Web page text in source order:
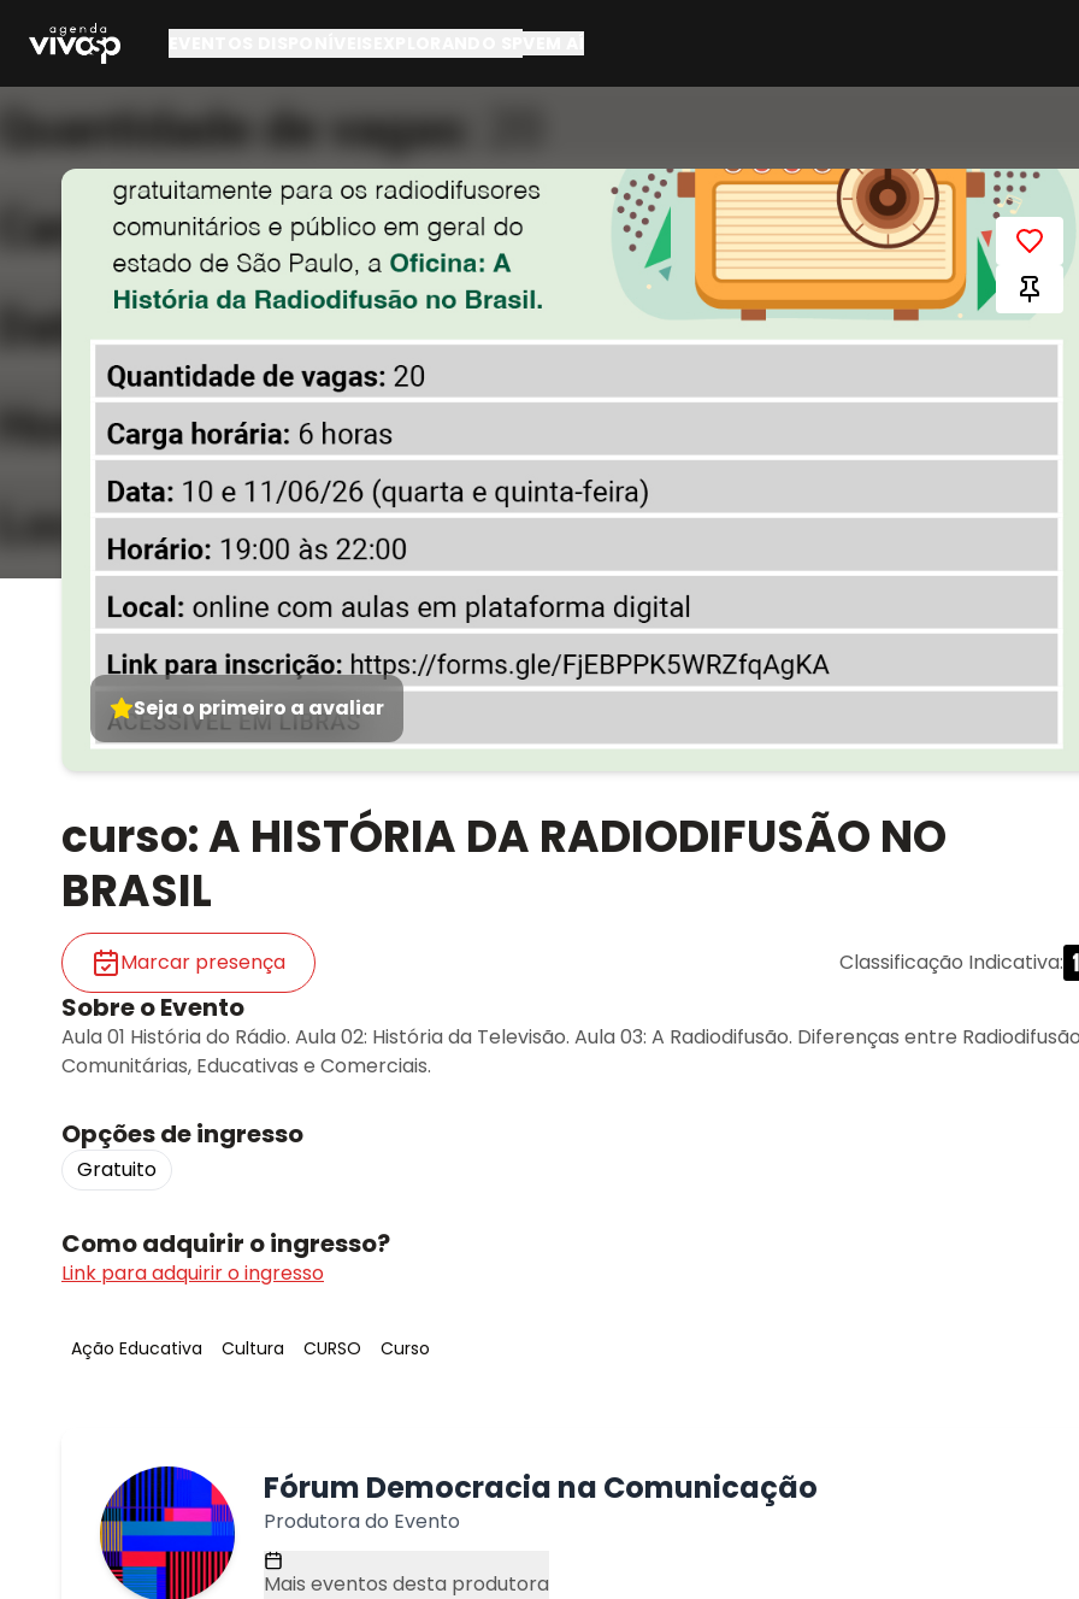
Seja o primeiro a avaliar
curso: A HISTÓRIA DA RADIODIFUSÃO NO
BRASIL
Marcar presença Classificação Indicativa:
Sobre o Evento
Aula 01 História do Rádio. Aula 02: História da Televisão. Aula 03: A Radiodifusão. Diferenças entre Radiodifusão
Comunitárias, Educativas e Comerciais.
Opções de ingresso
Gratuito
Como adquirir o ingresso?
Link para adquirir o ingresso
Tag:
Ação Educativa Tag:
Cultura Tag:
CURSO Tag:
Curso
Fórum Democracia na Comunicação
Produtora do Evento
Mais eventos desta produtora